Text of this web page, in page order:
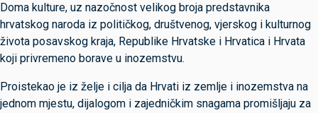
Doma kulture, uz nazočnost velikog broja predstavnika
hrvatskog naroda iz političkog, društvenog, vjerskog i kulturnog
života posavskog kraja, Republike Hrvatske i Hrvatica i Hrvata
koji privremeno borave u inozemstvu.
Proistekao je iz želje i cilja da Hrvati iz zemlje i inozemstva na
jednom mjestu, dijalogom i zajedničkim snagama promišljaju za